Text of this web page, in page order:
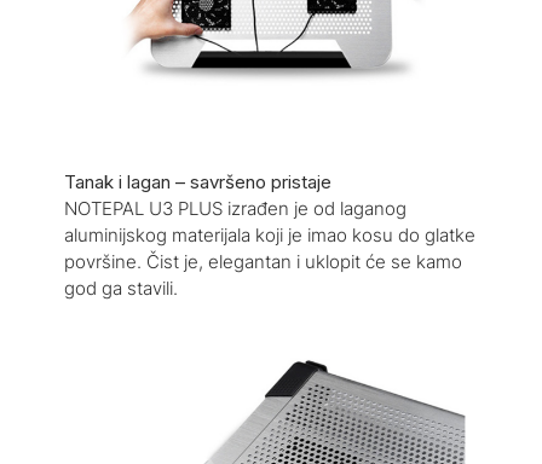
Tanak i lagan – savršeno pristaje
NOTEPAL U3 PLUS izrađen je od laganog
aluminijskog materijala koji je imao kosu do glatke
površine. Čist je, elegantan i uklopit će se kamo
god ga stavili.